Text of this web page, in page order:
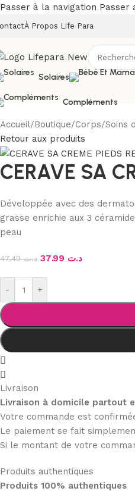
Passer à la navigation Passer
À Propos Life Para
Solaires
Compléments
Accueil/Boutique/Corps/Soins
Retour aux produits
CERAVE SA
Développée avec des
grasse enrichie aux 3
peau
د.ت47.49 د.ت
- +
Livraison
Livraison à domicile partout
Votre commande est
Le paiement se fait
Si le montant de votre
Produits authentiques
Produits 100% authentiques